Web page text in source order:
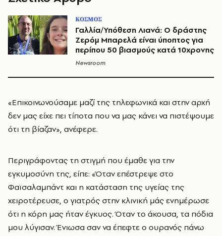
ΚΟΣΜΟΣ
Γαλλία/Υπόθεση Λιανά: Ο δράστης
Ζερόμ Μπαρελά είναι ύποπτος για
περίπου 50 βιασμούς κατά 10χρονης
Newsroom
«Επικοινωνούσαμε μαζί της τηλεφωνικά και στην αρχή
δεν μας είχε πει τίποτα που να μας κάνει να πιστέψουμε
ότι τη βίαζαν», ανέφερε.
Περιγράφοντας τη στιγμή που έμαθε για την
εγκυμοσύνη της, είπε: «Όταν επέστρεψε στο
Φαϊσαλαμπάντ και η κατάσταση της υγείας της
χειροτέρευσε, ο γιατρός στην κλινική μάς ενημέρωσε
ότι η κόρη μας ήταν έγκυος. Όταν το άκουσα, τα πόδια
μου λύγισαν. Ένιωσα σαν να έπεφτε ο ουρανός πάνω